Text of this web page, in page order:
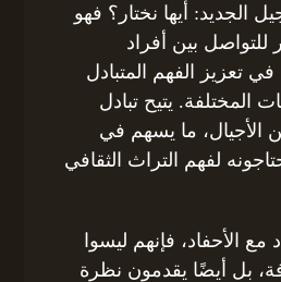
الجديد: أيها نختار؟ فهو
بين أفراد
تعزيز الفهم المتبادل
المختلفة. يتيح تبادل
الأجيال، ما يسهم في
لفهم التراث الثقافي
مع الأحفاد، فإنهم ليسوا
بل أيضًا يقدمون نظرة